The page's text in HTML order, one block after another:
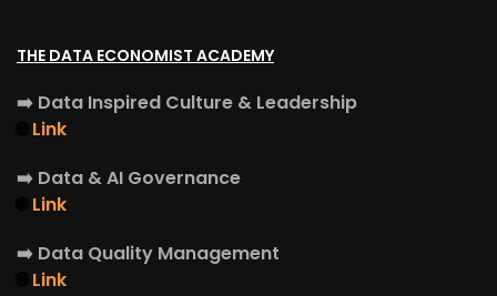
THE DATA ECONOMIST ACADEMY
➡️ Data Inspired Culture & Leadership
Link
➡️ Data & AI Governance
Link
➡️ Data Quality Management
Link